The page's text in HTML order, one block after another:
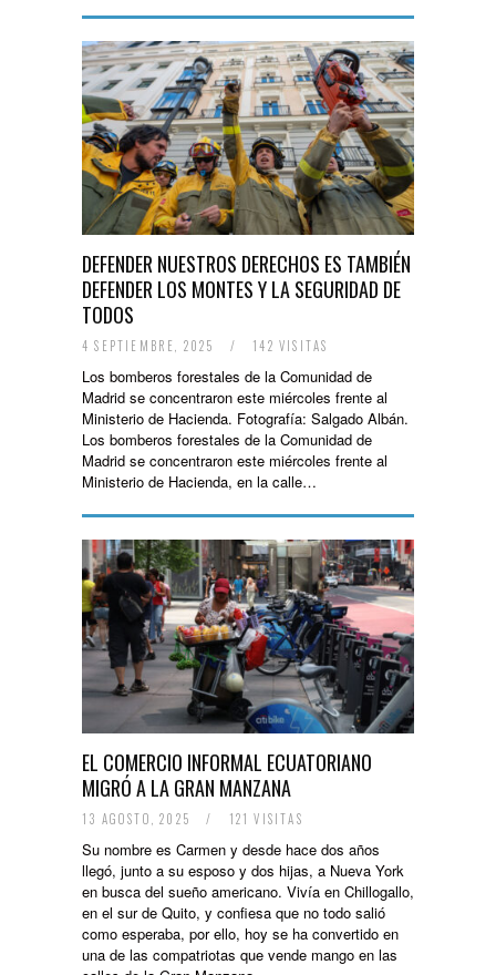
DEFENDER NUESTROS DERECHOS ES TAMBIÉN
DEFENDER LOS MONTES Y LA SEGURIDAD DE
TODOS
4 SEPTIEMBRE, 2025 / 142 VISITAS
Los bomberos forestales de la Comunidad de
Madrid se concentraron este miércoles frente al
Ministerio de Hacienda. Fotografía: Salgado Albán.
Los bomberos forestales de la Comunidad de
Madrid se concentraron este miércoles frente al
Ministerio de Hacienda, en la calle…
EL COMERCIO INFORMAL ECUATORIANO
MIGRÓ A LA GRAN MANZANA
13 AGOSTO, 2025 / 121 VISITAS
Su nombre es Carmen y desde hace dos años
llegó, junto a su esposo y dos hijas, a Nueva York
en busca del sueño americano. Vivía en Chillogallo,
en el sur de Quito, y confiesa que no todo salió
como esperaba, por ello, hoy se ha convertido en
una de las compatriotas que vende mango en las